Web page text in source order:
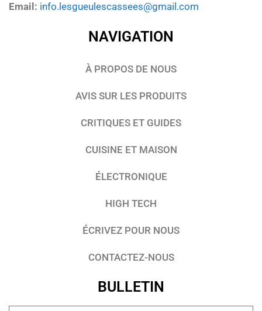
Email: info.lesgueulescassees@gmail.com
NAVIGATION
À PROPOS DE NOUS
AVIS SUR LES PRODUITS
CRITIQUES ET GUIDES
CUISINE ET MAISON
ÉLECTRONIQUE
HIGH TECH
ÉCRIVEZ POUR NOUS
CONTACTEZ-NOUS
BULLETIN